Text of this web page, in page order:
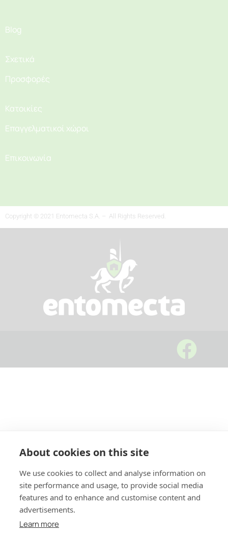
About cookies on this site
We use cookies to collect and analyse information on
site performance and usage, to provide social media
features and to enhance and customise content and
advertisements.
Learn more
Blog
Σχετικά
Προσφορές
Κατοικίες
Επαγγελματικοί χώροι
Επικοινωνία
Copyright © 2021 Entomecta S.A. – All Rights Reserved.
Επαγγελματικοί χώροι
Προσφορές
Παράσιτα